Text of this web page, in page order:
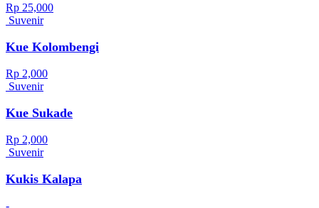
Rp 25,000
Suvenir
Kue Kolombengi
Rp 2,000
Suvenir
Kue Sukade
Rp 2,000
Suvenir
Kukis Kalapa
-